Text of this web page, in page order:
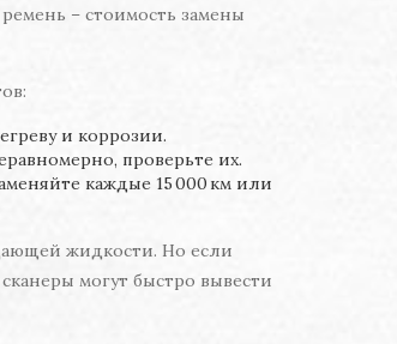
– стоимость замены
и коррозии.
проверьте их.
каждые 15 000 км или
жидкости. Но если
могут быстро вывести